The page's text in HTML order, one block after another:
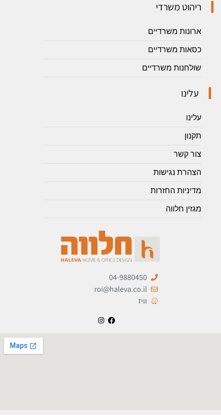
ריהוט משרדי
ארונות משרדיים
כסאות משרדיים
שולחנות משרדיים
עלינו
עלינו
תקנון
צור קשר
הצהרת נגישות
מדיניות החזרות
מגזין חלווה
04-9880450
roi@haleva.co.il
וויז